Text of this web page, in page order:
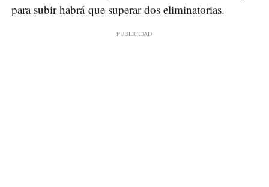
para subir habrá que superar dos eliminatorias.